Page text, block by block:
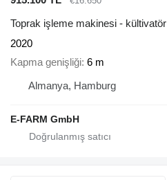
Toprak işleme makinesi - kültivatör
2020
Kapma genişliği 6 m
Almanya, Hamburg
E-FARM GmbH